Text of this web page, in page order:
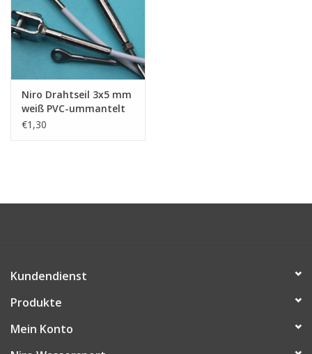
Niro Deckbeschläge
Niro Drahtseilspanner
Niro Drahtseil 3x5 mm
weiß PVC-ummantelt
7x7
€1,30
Kundendienst
Produkte
Mein Konto